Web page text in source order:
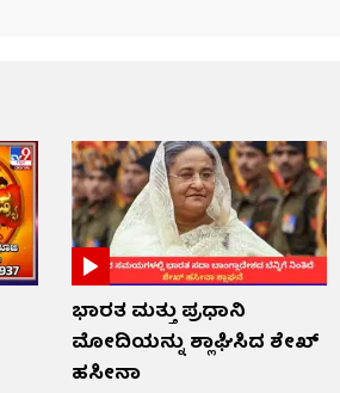
ಭಾರತ ಮತ್ತು ಪ್ರಧಾನಿ
ಮೋದಿಯನ್ನು ಶ್ಲಾಘಿಸಿದ ಶೇಖ್
ಹಸೀನಾ